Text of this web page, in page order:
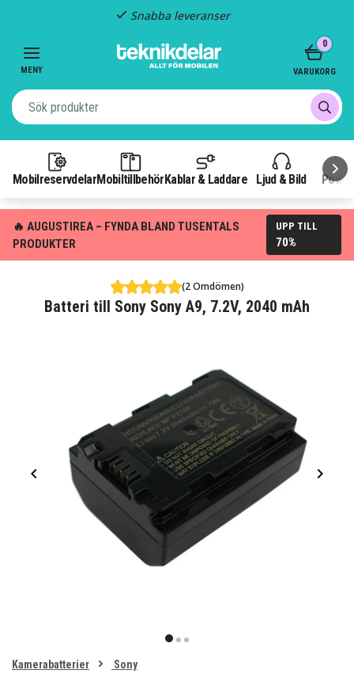
Snabba leveranser
MENY
MobilreservdelarMobiltillbehör Kablar & Laddare Ljud & Bild
0
VARUKORG
🔥 AUGUSTIREA – FYNDA BLAND TUSENTALS
PRODUKTER
UPP TILL
70%
(2 Omdömen)
Batteri till Sony Sony A9, 7.2V, 2040 mAh
item
of
Kamerabatterier Sony